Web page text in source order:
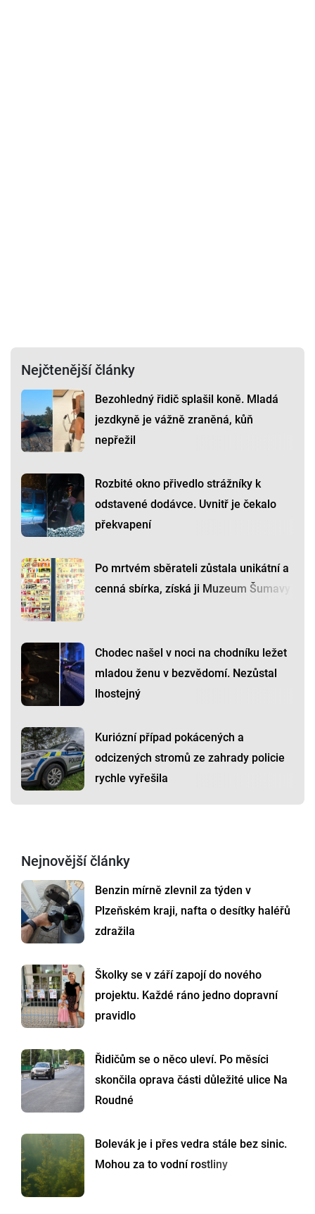
Nejčtenější články
Bezohledný řidič splašil koně. Mladá
jezdkyně je vážně zraněná, kůň
nepřežil
Rozbité okno přivedlo strážníky k
odstavené dodávce. Uvnitř je čekalo
překvapení
Po mrtvém sběrateli zůstala unikátní a
cenná sbírka, získá ji Muzeum Šumavy
Chodec našel v noci na chodníku ležet
mladou ženu v bezvědomí. Nezůstal
lhostejný
Kuriózní případ pokácených a
odcizených stromů ze zahrady policie
rychle vyřešila
Nejnovější články
Benzin mírně zlevnil za týden v
Plzeňském kraji, nafta o desítky haléřů
zdražila
Školky se v září zapojí do nového
projektu. Každé ráno jedno dopravní
pravidlo
Řidičům se o něco uleví. Po měsíci
skončila oprava části důležité ulice Na
Roudné
Bolevák je i přes vedra stále bez sinic.
Mohou za to vodní rostliny